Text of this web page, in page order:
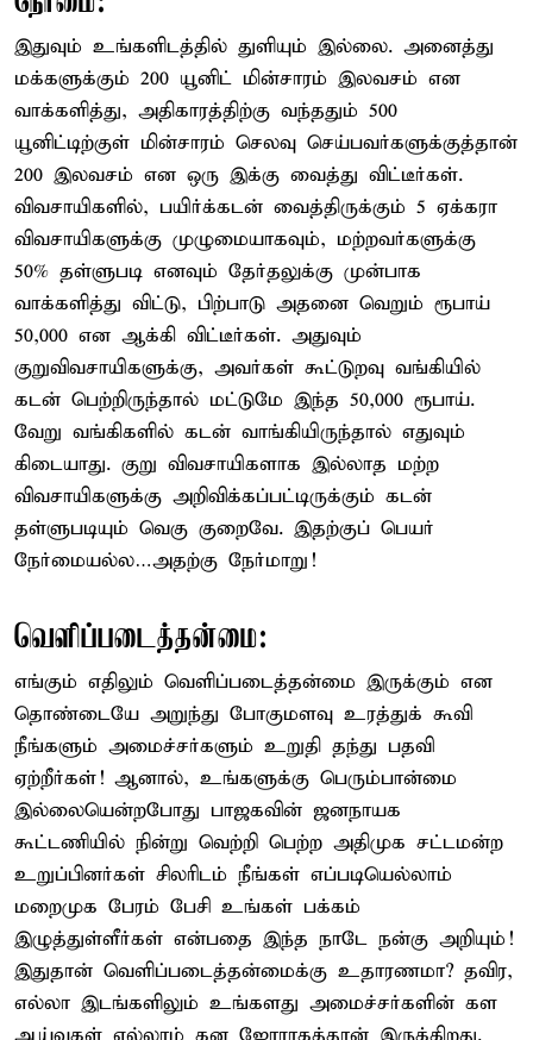
இதுவும் உங்களிடத்தில் துளியும் இல்லை. அனைத்து
மக்களுக்கும் 200 யூனிட் மின்சாரம் இலவசம் என
வாக்களித்து, அதிகாரத்திற்கு வந்ததும் 500
யூனிட்டிற்குள் மின்சாரம் செலவு செய்பவர்களுக்குத்தான்
200 இலவசம் என ஒரு இக்கு வைத்து விட்டீர்கள்.
விவசாயிகளில், பயிர்க்கடன் வைத்திருக்கும் 5 ஏக்கரா
விவசாயிகளுக்கு முழுமையாகவும், மற்றவர்களுக்கு
50% தள்ளுபடி எனவும் தேர்தலுக்கு முன்பாக
வாக்களித்து விட்டு, பிற்பாடு அதனை வெறும் ரூபாய்
50,000 என ஆக்கி விட்டீர்கள். அதுவும்
குறுவிவசாயிகளுக்கு, அவர்கள் கூட்டுறவு வங்கியில்
கடன் பெற்றிருந்தால் மட்டுமே இந்த 50,000 ரூபாய்.
வேறு வங்கிகளில் கடன் வாங்கியிருந்தால் எதுவும்
கிடையாது. குறு விவசாயிகளாக இல்லாத மற்ற
விவசாயிகளுக்கு அறிவிக்கப்பட்டிருக்கும் கடன்
தள்ளுபடியும் வெகு குறைவே. இதற்குப் பெயர்
நேர்மையல்ல…அதற்கு நேர்மாறு!
வெளிப்படைத்தன்மை:
எங்கும் எதிலும் வெளிப்படைத்தன்மை இருக்கும் என
தொண்டையே அறுந்து போகுமளவு உரத்துக் கூவி
நீங்களும் அமைச்சர்களும் உறுதி தந்து பதவி
ஏற்றீர்கள்! ஆனால், உங்களுக்கு பெரும்பான்மை
இல்லையென்றபோது பாஜகவின் ஜனநாயக
கூட்டணியில் நின்று வெற்றி பெற்ற அதிமுக சட்டமன்ற
உறுப்பினர்கள் சிலரிடம் நீங்கள் எப்படியெல்லாம்
மறைமுக பேரம் பேசி உங்கள் பக்கம்
இழுத்துள்ளீர்கள் என்பதை இந்த நாடே நன்கு அறியும்!
இதுதான் வெளிப்படைத்தன்மைக்கு உதாரணமா? தவிர,
எல்லா இடங்களிலும் உங்களது அமைச்சர்களின் கள